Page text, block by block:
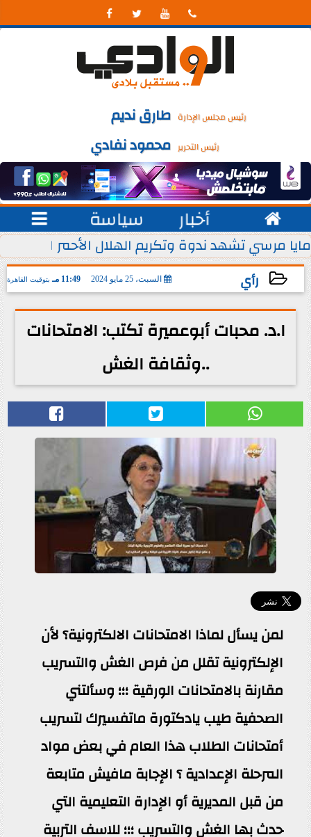
   
رئيس مجلس الإدارة طارق نديم
رئيس التحرير محمود نفادي
 أخبار سياسة 
يوليو من كل عام
مايا مرسي تشهد ندوة وتكريم الهلال الأحمر
رأي السبت، 25 مايو 2024 11:49 مـ بتوقيت القاهرة
2024-05-25 23:49:20
ا.د. محبات أبوعميرة تكتب: الامتحانات
..وثقافة الغش
لمن يسأل لماذا الامتحانات الالكترونية؟ لأن
الإلكترونية تقلل من فرص الغش والتسريب
مقارنة بالامتحانات الورقية ؛؛؛ وسألتني
الصحفية طيب يادكتورة ماتفسيرك لتسريب
أمتحانات الطلاب هذا العام في بعض مواد
المرحلة الإعدادية ؟ الإجابة مافيش متابعة
من قبل المديرية أو الإدارة التعليمية التي
حدث بها الغش والتسريب ؛؛؛ للاسف التربية